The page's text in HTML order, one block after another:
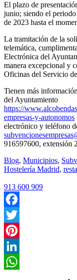
El plazo de
junio; siendo el
de 2023 hasta el
La tramitación de la
telemática,
Electrónica del
manera excepcional y
Oficinas del Servicio
Tienen más
del Ayuntamiento
https://
empresas-y-autonomos
electrónico y teléfono
916597600, extensión
Blog, Municipios,
Hostelería Madrid,
913 600 909
Facebook
Twitter
Pinterest
LinkedIn